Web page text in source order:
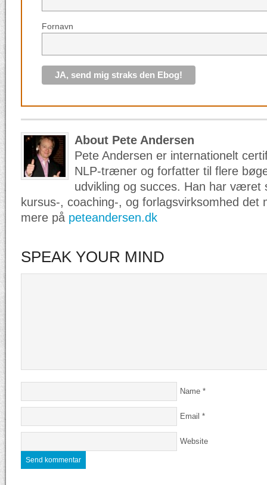
Fornavn
About Pete Andersen
Pete Andersen er internationelt
NLP-træner og forfatter til flere
udvikling og succes. Han har
kursus-, coaching-, og forlagsvirksomhed det
mere på peteandersen.dk
SPEAK YOUR MIND
Name *
Email *
Website